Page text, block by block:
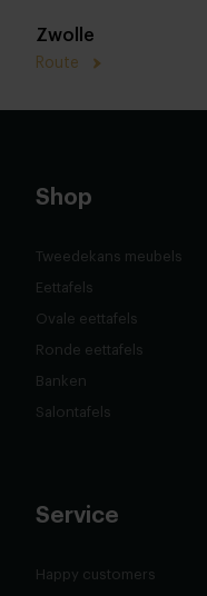
Zwolle
Route
Shop
Tweedekans meubels
Eettafels
Ovale eettafels
Ronde eettafels
Banken
Salontafels
Service
Happy customers